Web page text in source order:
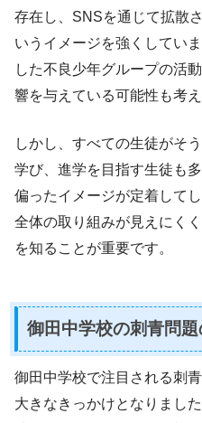
存在し、SNSを通じて拡散
いうイメージを強くしてい
した不良少年グループの活
響を与えている可能性も考え
しかし、すべての生徒がそ
学び、進学を目指す生徒も
偏ったイメージが定着して
全体の取り組みが見えにく
を知ることが重要です。
御田中学校の刺青問
御田中学校で注目される刺
大きなきっかけとなりまし